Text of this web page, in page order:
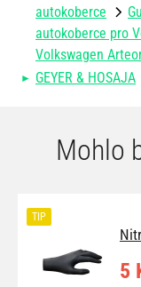
autokoberce
autokoberce pro
Volkswagen
GEYER & HOSAJA
Mohlo
TIP
5